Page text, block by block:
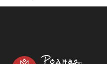
Родная